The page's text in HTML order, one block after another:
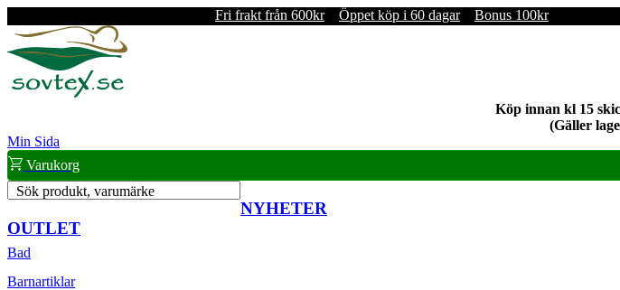
Fri frakt från 600kr Öppet köp i 60 dagar Bonus 100kr
Köp innan kl 15
(Gäller
Min Sida
Varukorg
Sök produkt, varumärke
NYHETER
OUTLET
Bad
Barnartiklar